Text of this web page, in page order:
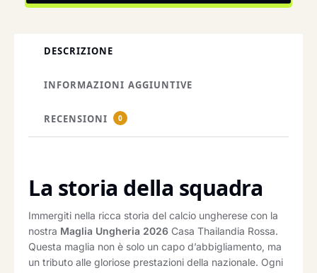
DESCRIZIONE
INFORMAZIONI AGGIUNTIVE
RECENSIONI 0
La storia della squadra
Immergiti nella ricca storia del calcio ungherese con la
nostra Maglia Ungheria 2026 Casa Thailandia Rossa.
Questa maglia non è solo un capo d’abbigliamento, ma
un tributo alle gloriose prestazioni della nazionale. Ogni